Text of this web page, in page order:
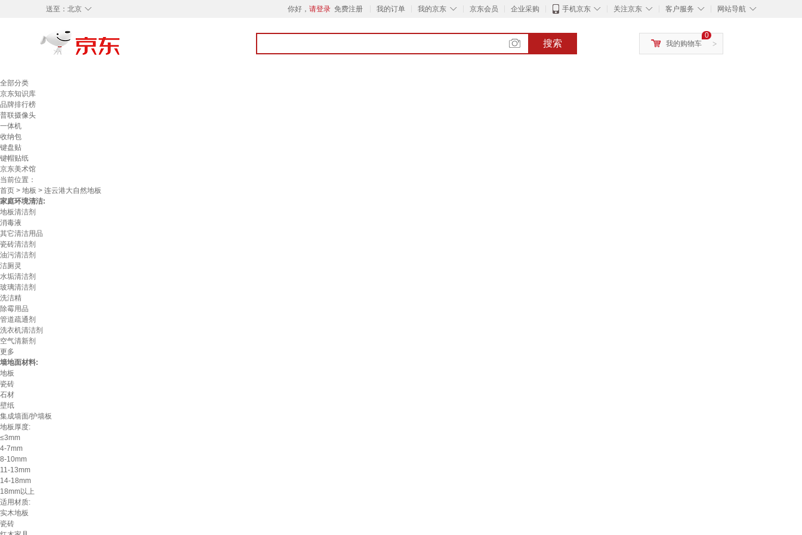
◇
送至： 北京 你好， 请登录 免费注册 我的订单 ◇
我的京东 京东会员 企业采购 ◇
手机京东 ◇
关注京东 ◇
客户服务 ◇
网站导航
搜索 >
0
我的购物车
全部分类
京东知识库
品牌排行榜
普联摄像头
一体机
收纳包
键盘贴
键帽贴纸
京东美术馆
当前位置：
首页 > 地板 > 连云港大自然地板
家庭环境清洁:
地板清洁剂
消毒液
其它清洁用品
瓷砖清洁剂
油污清洁剂
洁厕灵
水垢清洁剂
玻璃清洁剂
洗洁精
除霉用品
管道疏通剂
洗衣机清洁剂
空气清新剂
更多
墙地面材料:
地板
瓷砖
石材
壁纸
集成墙面/护墙板
地板厚度:
≤3mm
4-7mm
8-10mm
11-13mm
14-18mm
18mm以上
适用材质:
实木地板
瓷砖